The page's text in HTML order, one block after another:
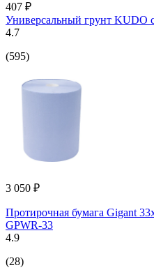
407 ₽
Универсальный грунт KUDO
4.7
(595)
3 050 ₽
Протирочная бумага Gigant
GPWR-33
4.9
(28)